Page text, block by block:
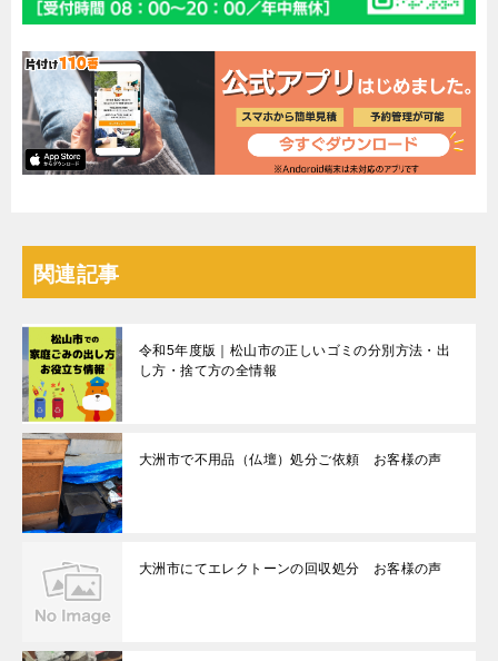
関連記事
令和5年度版｜松山市の正しいゴミの分別方法・出
し方・捨て方の全情報
大洲市で不用品（仏壇）処分ご依頼 お客様の声
大洲市にてエレクトーンの回収処分 お客様の声